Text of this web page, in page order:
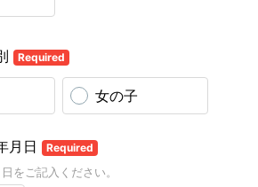
Required
女の子
月日 Required
をご記入ください。